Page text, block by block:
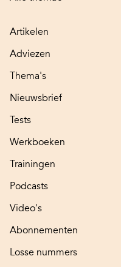
Artikelen
Adviezen
Thema's
Nieuwsbrief
Tests
Werkboeken
Trainingen
Podcasts
Video's
Abonnementen
Losse nummers